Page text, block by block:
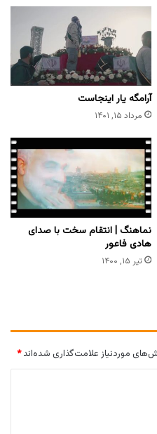
آرامگه یار اینجاست
مرداد ۱۵, ۱۴۰۱
نماهنگ | انتقام سخت با صدای
هادی فاعور
تیر ۱۵, ۱۴۰۰
موردنیاز علامت‌گذاری شده‌اند*